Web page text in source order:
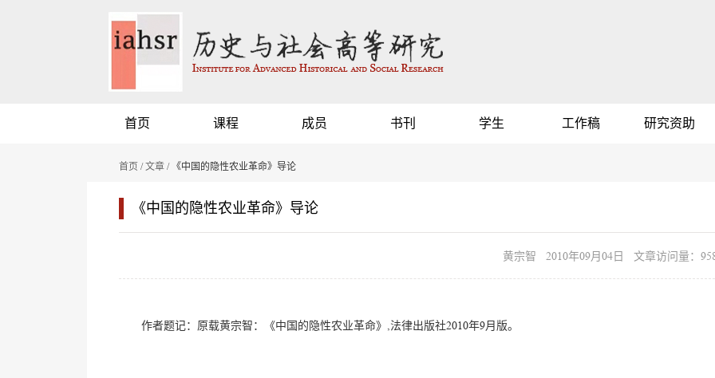
首页 课程 成员 书刊 学生 工作稿 研究资助
首页 /文章 / 《中国的隐性农业革命》导论
《中国的隐性农业革命》导论
黄宗智 2010年09月04日 文章访问量：
作者题记：原载黄宗智：《中国的隐性农业革命》,法律出版社2010年9月版。